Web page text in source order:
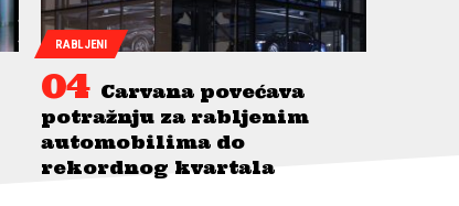
RABLJENI
Carvana povećava
potražnju za rabljenim
automobilima do
rekordnog kvartala